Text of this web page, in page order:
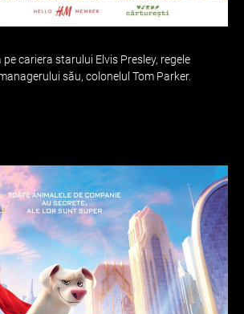
cariera starului Elvis Presley, regele
său, colonelul Tom Parker.